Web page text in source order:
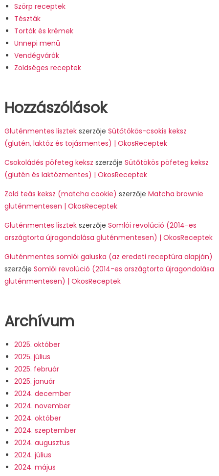
Szörp receptek
Tészták
Torták és krémek
Ünnepi menü
Vendégvárók
Zöldséges receptek
Hozzászólások
Gluténmentes lisztekszerzője Sütőtökös-csokis keksz
(glutén, laktóz és tojásmentes) | OkosReceptek
Csokoládés pöfeteg keksz szerzője Sütőtökös pöfeteg keksz
(glutén és laktózmentes) | OkosReceptek
Zöld teás keksz (matcha cookie) szerzője Matcha brownie
gluténmentesen | OkosReceptek
Gluténmentes lisztekszerzője Somlói revolúció (2014-es
országtorta újragondolása gluténmentesen) | OkosReceptek
Gluténmentes somlói galuska (az eredeti receptúra alapján)
szerzője Somlói revolúció (2014-es országtorta újragondolása
gluténmentesen) | OkosReceptek
Archívum
2025. október
2025. július
2025. február
2025. január
2024. december
2024. november
2024. október
2024. szeptember
2024. augusztus
2024. július
2024. május